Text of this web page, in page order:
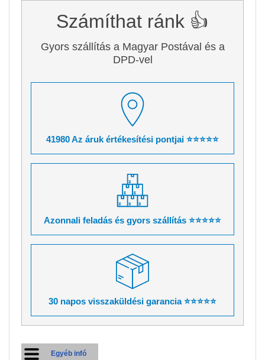
Számíthat ránk 👍
Gyors szállítás a Magyar Postával és a
DPD-vel
41980 Az áruk értékesítési pontjai ⭐⭐⭐⭐⭐
Azonnali feladás és gyors szállítás ⭐⭐⭐⭐⭐
30 napos visszaküldési garancia ⭐⭐⭐⭐⭐
Egyéb infó